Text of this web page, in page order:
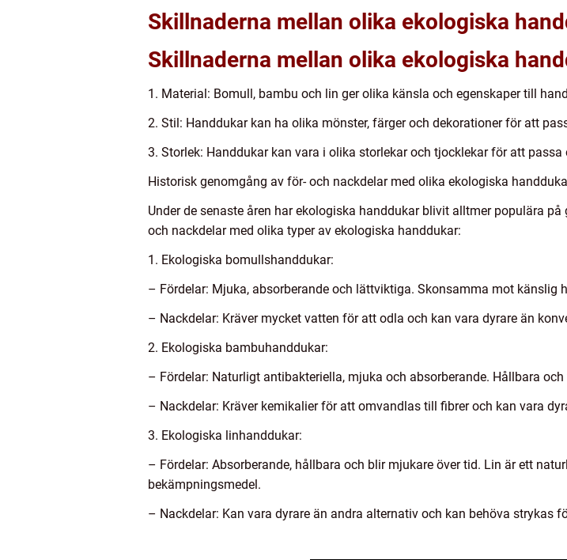
Skillnaderna mellan olika ekologiska
Skillnaderna mellan olika ekologiska
1. Material: Bomull, bambu och lin ger olika känsla och egenskaper till
2. Stil: Handdukar kan ha olika mönster, färger och dekorationer för att
3. Storlek: Handdukar kan vara i olika storlekar och tjocklekar för att
Historisk genomgång av för- och nackdelar med olika ekologiska
Under de senaste åren har ekologiska handdukar blivit alltmer populära
och nackdelar med olika typer av ekologiska handdukar:
1. Ekologiska bomullshanddukar:
– Fördelar: Mjuka, absorberande och lättviktiga. Skonsamma mot känslig
– Nackdelar: Kräver mycket vatten för att odla och kan vara dyrare än
2. Ekologiska bambuhanddukar:
– Fördelar: Naturligt antibakteriella, mjuka och absorberande. Hållbara
– Nackdelar: Kräver kemikalier för att omvandlas till fibrer och kan vara
3. Ekologiska linhanddukar:
– Fördelar: Absorberande, hållbara och blir mjukare över tid. Lin är ett
bekämpningsmedel.
– Nackdelar: Kan vara dyrare än andra alternativ och kan behöva strykas